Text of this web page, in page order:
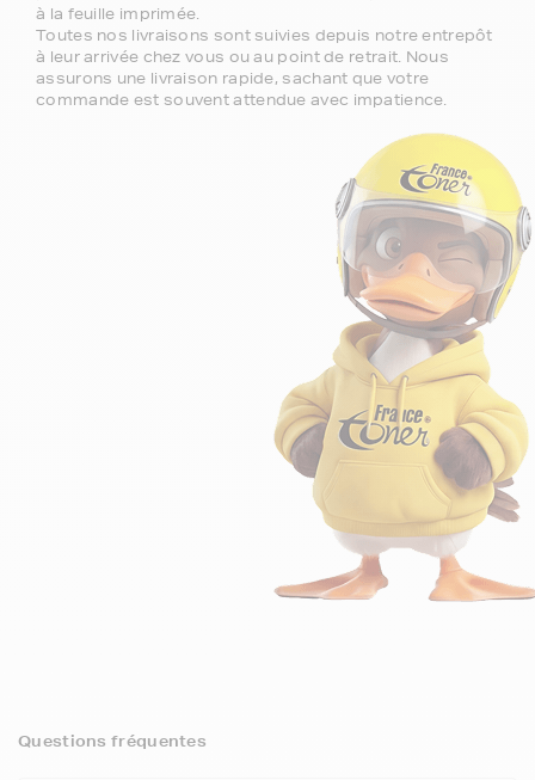
à la feuille imprimée.
Toutes nos livraisons sont suivies depuis notre entrepôt
à leur arrivée chez vous ou au point de retrait. Nous
assurons une livraison rapide, sachant que votre
commande est souvent attendue avec impatience.
Questions fréquentes